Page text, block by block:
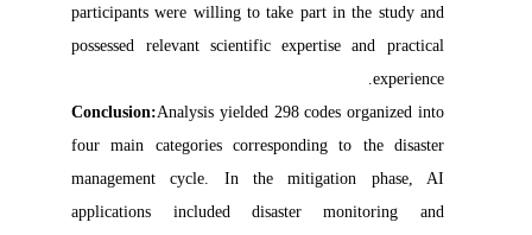
participants were willing to take part in the study and
possessed relevant scientific expertise and practical
experience.
Conclusion:Analysis yielded 298 codes organized into
four main categories corresponding to the disaster
management cycle. In the mitigation phase, AI
applications included disaster monitoring and